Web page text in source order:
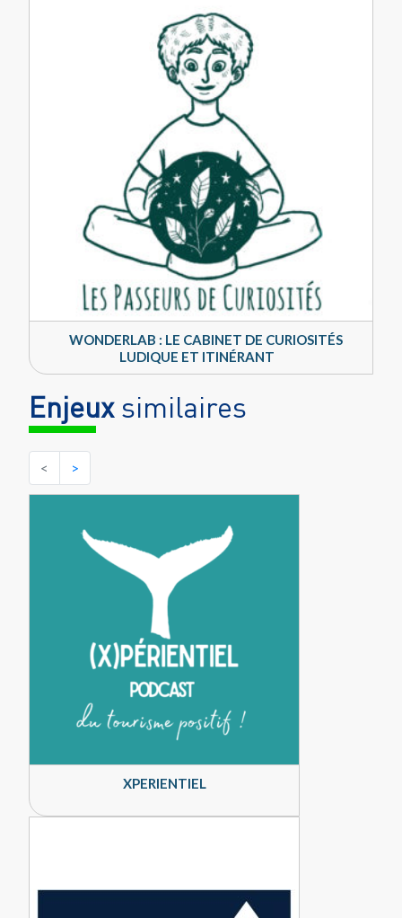
WONDERLAB : LE CABINET DE CURIOSITÉS
LUDIQUE ET ITINÉRANT
Enjeuxsimilaires
< >
XPERIENTIEL